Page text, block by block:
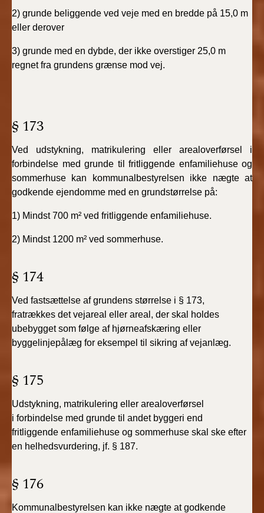
2) grunde beliggende ved veje med en bredde på 15,0 m
eller derover
3) grunde med en dybde, der ikke overstiger 25,0 m
regnet fra grundens grænse mod vej.
§ 173
Ved udstykning, matrikulering eller arealoverførsel i
forbindelse med grunde til fritliggende enfamiliehuse og
sommerhuse kan kommunalbestyrelsen ikke nægte at
godkende ejendomme med en grundstørrelse på:
1) Mindst 700 m² ved fritliggende enfamiliehuse.
2) Mindst 1200 m² ved sommerhuse.
§ 174
Ved fastsættelse af grundens størrelse i § 173,
fratrækkes det vejareal eller areal, der skal holdes
ubebyggetsom følge af hjørneafskæring eller
byggelinjepålæg for eksempel til sikring af vejanlæg.
§ 175
Udstykning, matrikulering eller arealoverførsel
i forbindelse med grunde til andet byggeri end
fritliggende enfamiliehuse og sommerhuse skal ske efter
en helhedsvurdering, jf. § 187.
§ 176
Kommunalbestyrelsen kan ikke nægte at godkende